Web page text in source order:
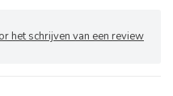
het schrijven van een review